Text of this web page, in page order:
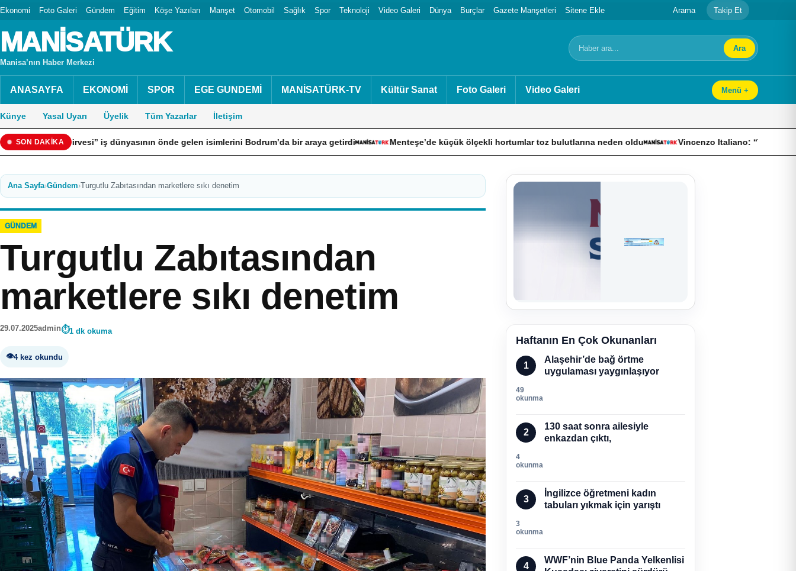
Ekonomi Foto Galeri Gündem Eğitim Köşe Yazıları Manşet Otomobil Sağlık Spor Teknoloji Video Galeri Dünya Burçlar Gazete Manşetleri Sitene Ekle Arama Takip Et
MANİSATÜRK
Manisa’nın Haber Merkezi
Arama Ara
ANASAYFA EKONOMİ SPOR EGE GUNDEMİ MANİSATÜRK-TV Kültür Sanat Foto Galeri Video Galeri Menü +
Künye Yasal Uyarı Üyelik Tüm Yazarlar İletişim
SON DAKİKA
iş dünyasının önde gelen isimlerini Bodrum’da bir araya getirdi Menteşe’de küçük ölçekli hortumlar toz bulutlarına neden oldu Vincenzo Italiano: “Takım olmayı başardık”
Ana Sayfa›Gündem›Turgutlu Zabıtasından marketlere sıkı denetim
GÜNDEM
Turgutlu Zabıtasından
marketlere sıkı denetim
29.07.2025admin 1 dk okuma
4 kez okundu
Haftanın En Çok Okunanları
1
Alaşehir’de bağ örtme
uygulaması yaygınlaşıyor
49
okunma
2
130 saat sonra ailesiyle
enkazdan çıktı,
4
okunma
3
İngilizce öğretmeni kadın
tabuları yıkmak için yarıştı
3
okunma
4
WWF’nin Blue Panda Yelkenlisi